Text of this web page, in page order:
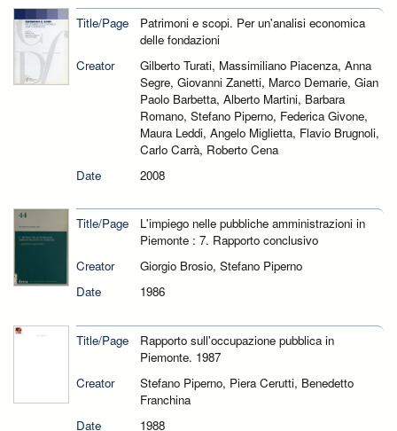
Title/Page
Patrimoni e scopi. Per un'analisi economica
delle fondazioni
Creator
Gilberto Turati, Massimiliano Piacenza, Anna
Segre, Giovanni Zanetti, Marco Demarie, Gian
Paolo Barbetta, Alberto Martini, Barbara
Romano, Stefano Piperno, Federica Givone,
Maura Leddi, Angelo Miglietta, Flavio Brugnoli,
Carlo Carrà, Roberto Cena
Date
2008
Title/Page
L'impiego nelle pubbliche amministrazioni in
Piemonte : 7. Rapporto conclusivo
Creator
Giorgio Brosio, Stefano Piperno
Date
1986
Title/Page
Rapporto sull'occupazione pubblica in
Piemonte. 1987
Creator
Stefano Piperno, Piera Cerutti, Benedetto
Franchina
Date
1988